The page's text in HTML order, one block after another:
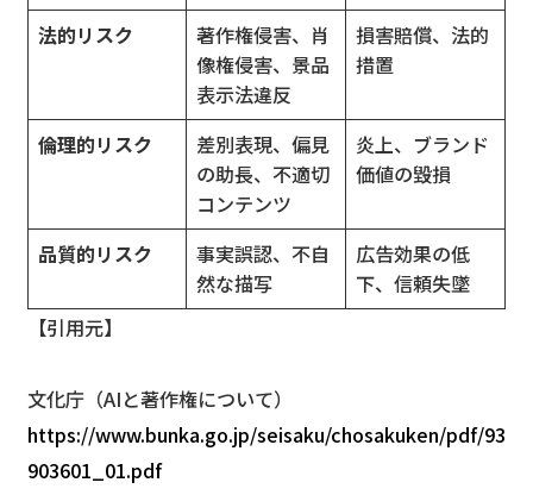
法的リスク
著作権侵害、肖
像権侵害、景品
表示法違反
損害賠償、法的
措置
倫理的リスク
差別表現、偏見
の助長、不適切
コンテンツ
炎上、ブランド
価値の毀損
品質的リスク
事実誤認、不自
然な描写
広告効果の低
下、信頼失墜
【引用元】
文化庁（AIと著作権について）
https://www.bunka.go.jp/seisaku/chosakuken/pdf/93
903601_01.pdf